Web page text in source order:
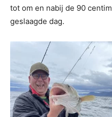
tot om en nabij de 90
geslaagde dag.